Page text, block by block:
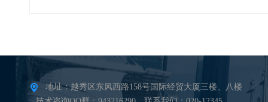
地址：越秀区东风西路158号国际经贸大厦三楼、八楼